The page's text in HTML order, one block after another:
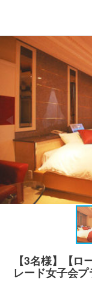
【3名様】【
レード女子会